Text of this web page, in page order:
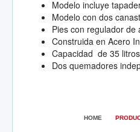
Modelo incluye
Modelo con dos
Pies con regulador de
Construida en Acero
Capacidad de 35
Dos quemadores
HOME